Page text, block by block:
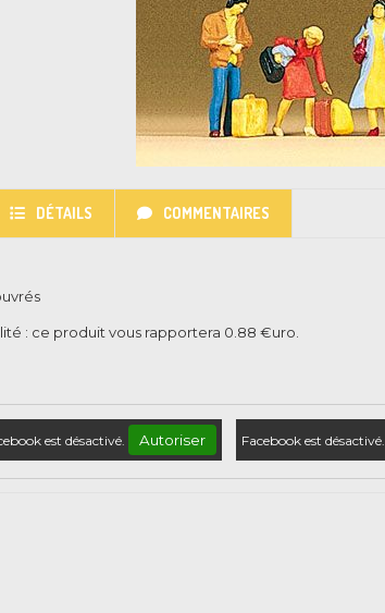
DÉTAILS COMMENTAIRES
: ce produit vous rapportera 0.88 €uro.
est désactivé. Autoriser Facebook est désactivé.